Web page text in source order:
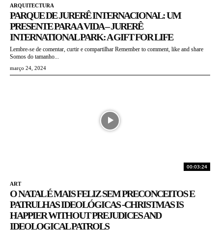
ARQUITECTURA
PARQUE DE JURERÊ INTERNACIONAL: UM
PRESENTE PARA A VIDA – JURERÊ
INTERNATIONAL PARK: A GIFT FOR LIFE
Lembre-se de comentar, curtir e compartilhar Remember to comment, like and share
Somos do tamanho...
março 24, 2024
00:03:24
ART
O NATAL É MAIS FELIZ SEM PRECONCEITOS E
PATRULHAS IDEOLÓGICAS -CHRISTMAS IS
HAPPIER WITHOUT PREJUDICES AND
IDEOLOGICAL PATROLS